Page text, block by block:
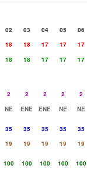
02 03 04 05 06
18 18 17 17 17
18 18 17 17 17
2 2 2 2 2
NE ENE ENE NE NE
35 35 35 35 35
19 19 19 19 19
100 100 100 100 100